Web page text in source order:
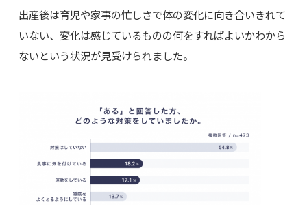
出産後は育児や家事の忙しさで体の変化に向き合いきれて
いない、変化は感じているものの何をすればよいかわから
ないという状況が見受けられました。